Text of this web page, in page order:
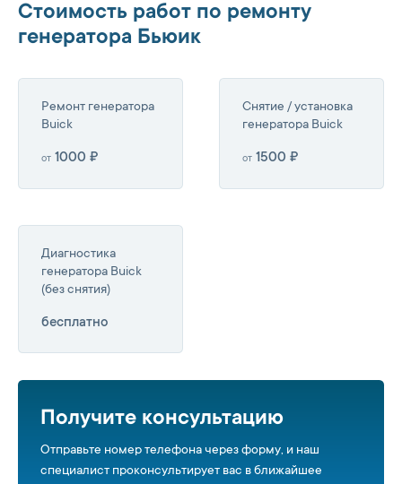
Стоимость работ по ремонту
генератора Бьюик
Ремонт генератора
Buick
от 1000 ₽
Снятие / установка
генератора Buick
от 1500 ₽
Диагностика
генератора Buick
(без снятия)
бесплатно
Получите консультацию
Отправьте номер телефона через форму, и наш
специалист проконсультирует вас в ближайшее